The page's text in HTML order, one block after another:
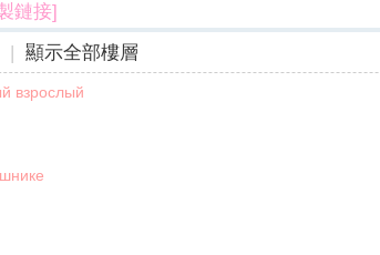
鏈接]
| 顯示全部樓層
взрослый